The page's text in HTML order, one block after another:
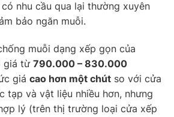
nhu cầu qua lại thường xuyên
bảo ngăn muỗi.
muỗi dạng xếp gọn của
giá từ 790.000 – 830.000
giá cao hơn một chút so với cửa
tạp và vật liệu nhiều hơn, nhưng
lý (trên thị trường loại cửa xếp